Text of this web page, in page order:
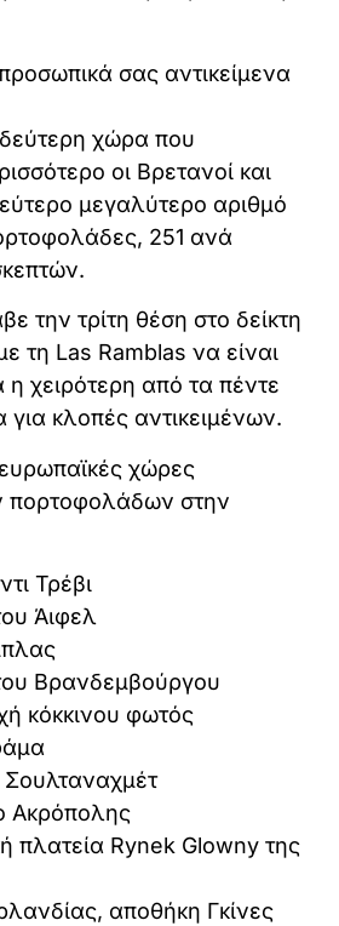
σας αντικείμενα
χώρα που
οι Βρετανοί και
μεγαλύτερο αριθμό
251 ανά
την τρίτη θέση στο δείκτη
τη Las Ramblas να είναι
χειρότερη από τα πέντε
για κλοπές αντικειμένων.
χώρες
στην
Τρέβι
Άιφελ
Βρανδεμβούργου
κόκκινου φωτός
Σουλταναχμέτ
Ακρόπολης
πλατεία Rynek Glowny της
αποθήκη Γκίνες